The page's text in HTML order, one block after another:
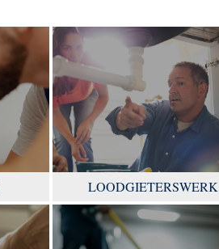
LOODGIETERSWERK